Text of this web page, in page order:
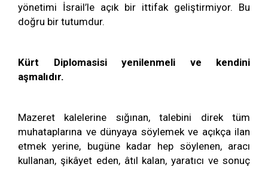
yönetimi İsrail’le açık bir ittifak geliştirmiyor. Bu
doğru bir tutumdur.
Kürt Diplomasisi yenilenmeli ve kendini
aşmalıdır.
Mazeret kalelerine sığınan, talebini direk tüm
muhataplarına ve dünyaya söylemek ve açıkça ilan
etmek yerine, bugüne kadar hep söylenen, aracı
kullanan, şikâyet eden, âtıl kalan, yaratıcı ve sonuç